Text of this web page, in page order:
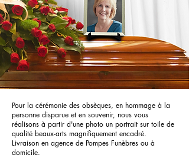
Pour la cérémonie des obsèques, en hommage à la
personne disparue et en souvenir, nous vous
réalisons à partir d'une photo un portrait sur toile de
qualité beaux-arts magnifiquement encadré.
Livraison en agence de Pompes Funèbres ou à
domicile.